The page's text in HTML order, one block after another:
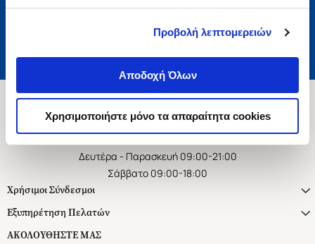
Προβολή λεπτομερειών
Αποδοχή Όλων
Χρησιμοποιήστε μόνο τα απαραίτητα cookies
Επιθυμώ να λαμβάνω προσωποποιημένα ενημερωτικά email και
Δευτέρα - Παρασκευή 09:00-21:00
Σάββατο 09:00-18:00
Χρήσιμοι Σύνδεσμοι
Εξυπηρέτηση Πελατών
ΑΚΟΛΟΥΘΗΣΤΕ ΜΑΣ